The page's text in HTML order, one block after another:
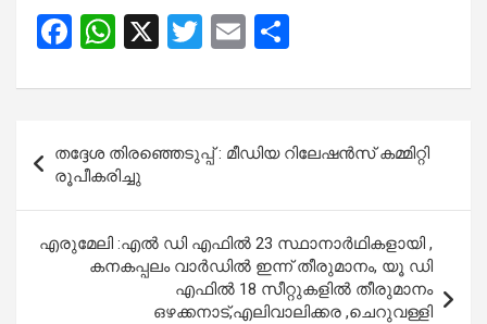
F
ce
o
o
k
W
at
s
A
p
p
X
T
tt
er
E
ail ar
e
navigation
തദ്ദേശ തിരഞ്ഞെടുപ്പ് : മീഡിയ റിലേഷൻസ് കമ്മിറ്റി
രൂപീകരിച്ചു
എരുമേലി :എൽ ഡി എഫിൽ 23 സ്ഥാനാർഥികളായി ,
കനകപ്പലം വാർഡിൽ ഇന്ന് തീരുമാനം, യൂ ഡി
എഫിൽ 18 സീറ്റുകളിൽ തീരുമാനം
ഒഴക്കനാട്,എലിവാലിക്കര ,ചെറുവള്ളി